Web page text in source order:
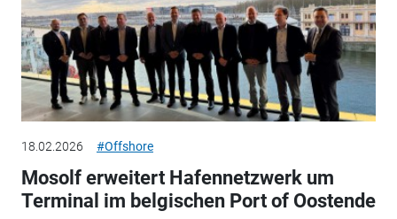
18.02.2026 #Offshore
Mosolf erweitert Hafennetzwerk um
Terminal im belgischen Port of Oostende